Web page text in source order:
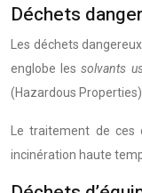
Déchets
Les déchets
englobe lessolvants
(Hazardous
Le traitement de ces
incinération haute